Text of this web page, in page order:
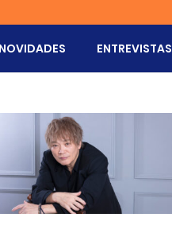
NOVIDADES ENTREVISTAS